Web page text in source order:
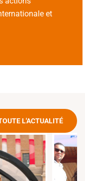
et
L'ACTUALITÉ